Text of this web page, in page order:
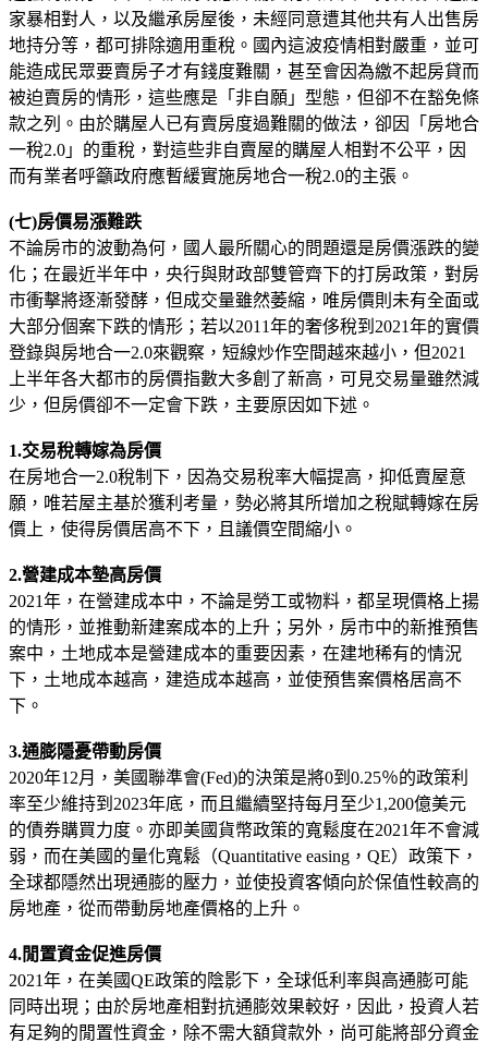
家暴相對人，以及繼承房屋後，未經同意遭其他共有人出售房
地持分等，都可排除適用重稅。國內這波疫情相對嚴重，並可
能造成民眾要賣房子才有錢度難關，甚至會因為繳不起房貸而
被迫賣房的情形，這些應是「非自願」型態，但卻不在豁免條
款之列。由於購屋人已有賣房度過難關的做法，卻因「房地合
一稅2.0」的重稅，對這些非自賣屋的購屋人相對不公平，因
而有業者呼籲政府應暫緩實施房地合一稅2.0的主張。
(七)房價易漲難跌
不論房市的波動為何，國人最所關心的問題還是房價漲跌的變
化；在最近半年中，央行與財政部雙管齊下的打房政策，對房
市衝擊將逐漸發酵，但成交量雖然萎縮，唯房價則未有全面或
大部分個案下跌的情形；若以2011年的奢侈稅到2021年的實價
登錄與房地合一2.0來觀察，短線炒作空間越來越小，但2021
上半年各大都市的房價指數大多創了新高，可見交易量雖然減
少，但房價卻不一定會下跌，主要原因如下述。
1.交易稅轉嫁為房價
在房地合一2.0稅制下，因為交易稅率大幅提高，抑低賣屋意
願，唯若屋主基於獲利考量，勢必將其所增加之稅賦轉嫁在房
價上，使得房價居高不下，且議價空間縮小。
2.營建成本墊高房價
2021年，在營建成本中，不論是勞工或物料，都呈現價格上揚
的情形，並推動新建案成本的上升；另外，房市中的新推預售
案中，土地成本是營建成本的重要因素，在建地稀有的情況
下，土地成本越高，建造成本越高，並使預售案價格居高不
下。
3.通膨隱憂帶動房價
2020年12月，美國聯準會(Fed)的決策是將0到0.25％的政策利
率至少維持到2023年底，而且繼續堅持每月至少1,200億美元
的債券購買力度。亦即美國貨幣政策的寬鬆度在2021年不會減
弱，而在美國的量化寬鬆（Quantitative easing，QE）政策下，
全球都隱然出現通膨的壓力，並使投資客傾向於保值性較高的
房地產，從而帶動房地產價格的上升。
4.閒置資金促進房價
2021年，在美國QE政策的陰影下，全球低利率與高通膨可能
同時出現；由於房地產相對抗通膨效果較好，因此，投資人若
有足夠的閒置性資金，除不需大額貸款外，尚可能將部分資金